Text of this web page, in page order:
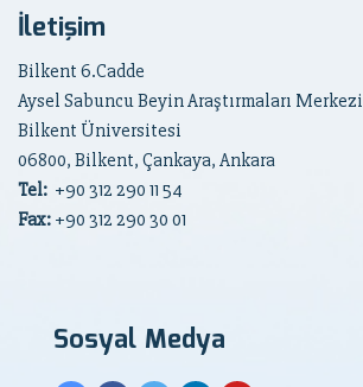
İletişim
Bilkent 6.Cadde
Aysel Sabuncu Beyin Araştırmaları Merkezi
Bilkent Üniversitesi
06800, Bilkent, Çankaya, Ankara
Tel: +90 312 290 11 54
Fax: +90 312 290 30 01
Sosyal Medya